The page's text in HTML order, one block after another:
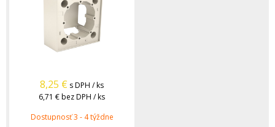
8,25 € s DPH / ks
6,71 €bez DPH / ks
Dostupnosť 3 - 4 týždne